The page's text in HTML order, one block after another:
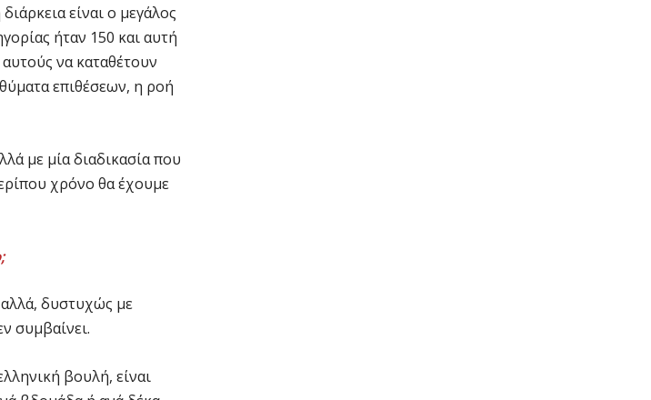
είναι ο μεγάλος
ήταν 150 και αυτή
να καταθέτουν
επιθέσεων, η ροή
με μία διαδικασία που
χρόνο θα έχουμε
αλλά, δυστυχώς με
συμβαίνει.
βουλή, είναι